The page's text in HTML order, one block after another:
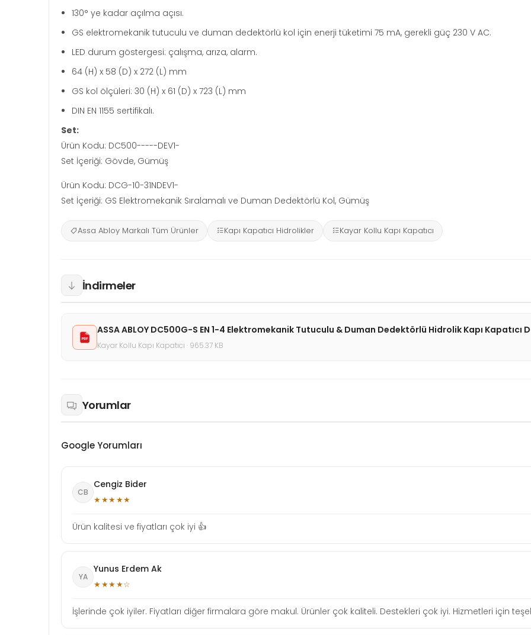
130° ye kadar açılma açısı.
GS elektromekanik tutuculu ve duman dedektörlü kol için enerji tüketimi 75 mA, gerekli güç 230 V AC.
LED durum göstergesi: çalışma, arıza, alarm.
64 (H) x 58 (D) x 272 (L) mm
GS kol ölçüleri: 30 (H) x 61 (D) x 723 (L) mm
DIN EN 1155 sertifikalı.
Set:
Ürün Kodu: DC500-----DEV1-
Set İçeriği: Gövde, Gümüş
Ürün Kodu: DCG-10-31NDEV1-
Set İçeriği: GS Elektromekanik Sıralamalı ve Duman Dedektörlü Kol, Gümüş
Assa Abloy Markalı Tüm Ürünler Kapı Kapatıcı Hidrolikler Kayar Kollu Kapı Kapatıcı
İndirmeler
ASSA ABLOY DC500G-S EN 1-4 Elektromekanik Tutuculu & Duman Dedektörlü Hidrolik Kapı Kapatıcı
Kayar Kollu Kapı Kapatıcı · 965.37 KB
Yorumlar
Google Yorumları
CB
Cengiz Bider
★★★★★
Ürün kalitesi ve fiyatları çok iyi 👍
YA
Yunus Erdem Ak
★★★★☆
İşlerinde çok iyiler. Fiyatları diğer firmalara göre makul. Ürünler çok kaliteli. Destekleri çok iyi. Hizmetleri için